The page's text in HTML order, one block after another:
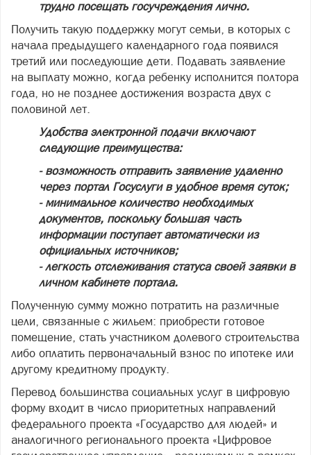
трудно посещать госучреждения лично.
Получить такую поддержку могут семьи, в которых с
начала предыдущего календарного года появился
третий или последующие дети. Подавать заявление
на выплату можно, когда ребенку исполнится полтора
года, но не позднее достижения возраста двух с
половиной лет.
Удобства электронной подачи включают
следующие преимущества:
- возможность отправить заявление удаленно
через портал Госуслуги в удобное время суток;
- минимальное количество необходимых
документов, поскольку большая часть
информации поступает автоматически из
официальных источников;
- легкость отслеживания статуса своей заявки в
личном кабинете портала.
Полученную сумму можно потратить на различные
цели, связанные с жильем: приобрести готовое
помещение, стать участником долевого строительства
либо оплатить первоначальный взнос по ипотеке или
другому кредитному продукту.
Перевод большинства социальных услуг в цифровую
форму входит в число приоритетных направлений
федерального проекта «Государство для людей» и
аналогичного регионального проекта «Цифровое